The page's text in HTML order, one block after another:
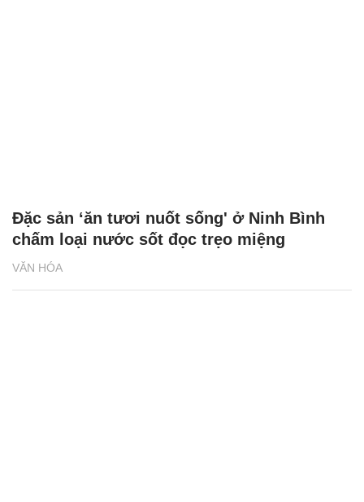
VĂN HÓA
Đặc sản ‘ăn tươi nuốt sống' ở Ninh Bình
chấm loại nước sốt đọc trẹo miệng